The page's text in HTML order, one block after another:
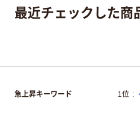
最近チェックした商
急上昇キーワード 1位